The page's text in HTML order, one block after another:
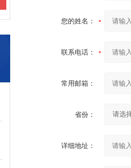
您的姓名：
联系电话：
常用邮箱：
省份：
详细地址：